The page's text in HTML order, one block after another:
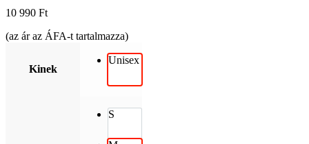
10 990 Ft
(az ár az ÁFA-t tartalmazza)
Kinek
Unisex
S